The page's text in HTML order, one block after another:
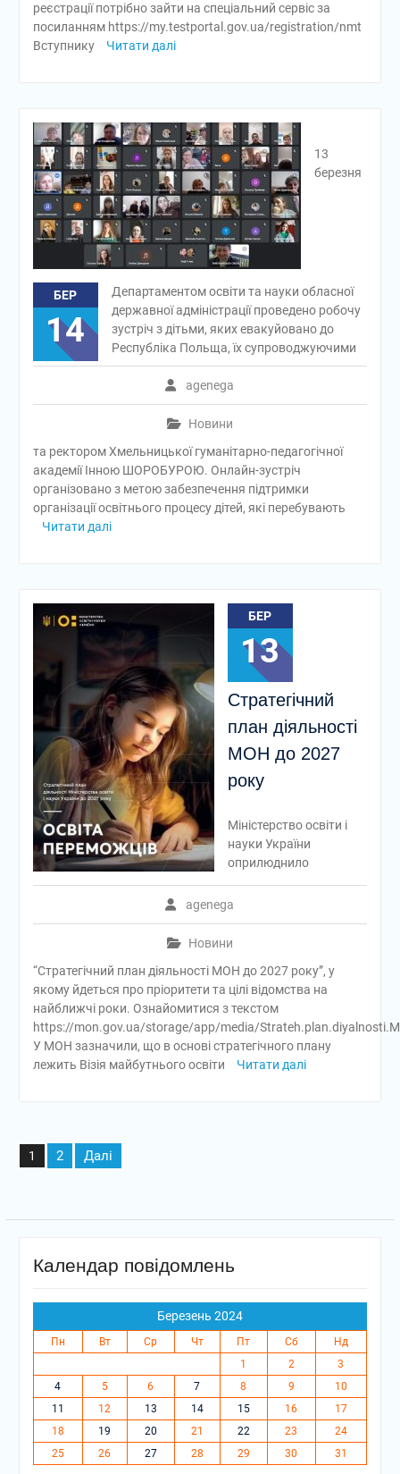
реєстрації потрібно зайти на спеціальний сервіс за
посиланням https://my.testportal.gov.ua/registration/nmt
Вступнику
Читати далі
БЕР
14
agenega
Новини
13
березня
Департаментом освіти та науки обласної
державної адміністрації проведено робочу
зустріч з дітьми, яких евакуйовано до
Республіка Польща, їх супроводжуючими
та ректором Хмельницької гуманітарно-педагогічної
академії Інною ШОРОБУРОЮ. Онлайн-зустріч
організовано з метою забезпечення підтримки
організації освітнього процесу дітей, які перебувають
Читати далі
БЕР
13
Стратегічний
план діяльності
МОН до 2027
року
agenega
Новини
Міністерство освіти і
науки України
оприлюднило
“Стратегічний план діяльності МОН до 2027 року”, у
якому йдеться про пріоритети та цілі відомства на
найближчі роки. Ознайомитися з текстом
https://mon.gov.ua/storage/app/media/
У МОН зазначили, що в основі стратегічного плану
лежить Візія майбутнього освіти
Читати далі
Пагінація
записів
1 2 Далі
Календар повідомлень
Березень 2024
Пн Вт Ср Чт Пт Сб
Нд
1
2
3
4
5 6 7 8 9
10
11
12 13 14 15 16
17
18
19 20 21 22 23
24
25
26 27 28 29 30 31